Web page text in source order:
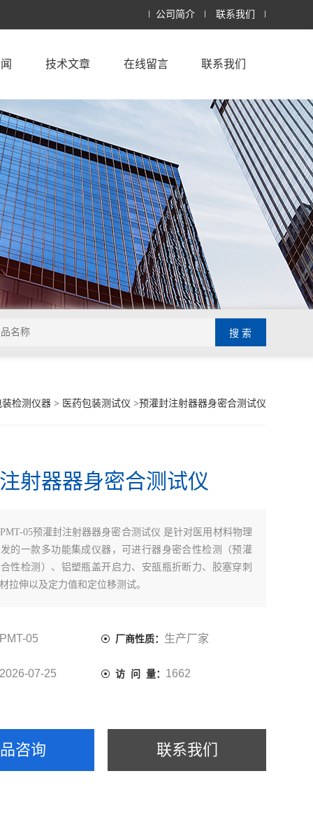
公司简介 联系我们
技术文章 在线留言 联系我们
检测仪器> 医药包装测试仪 >预灌封注射器器身密合测试仪
射器器身密合测试仪
PMT-05预灌封注射器器身密合测试仪 是针对医用材料物理
的一款多功能集成仪器，可进行器身密合性检测（预灌
性检测）、铝塑瓶盖开启力、安瓿瓶折断力、胶塞穿刺
拉伸以及定力值和定位移测试。
PMT-05 厂商性质： 生产厂家
2026-07-25 访 问 量： 1662
咨询 联系我们